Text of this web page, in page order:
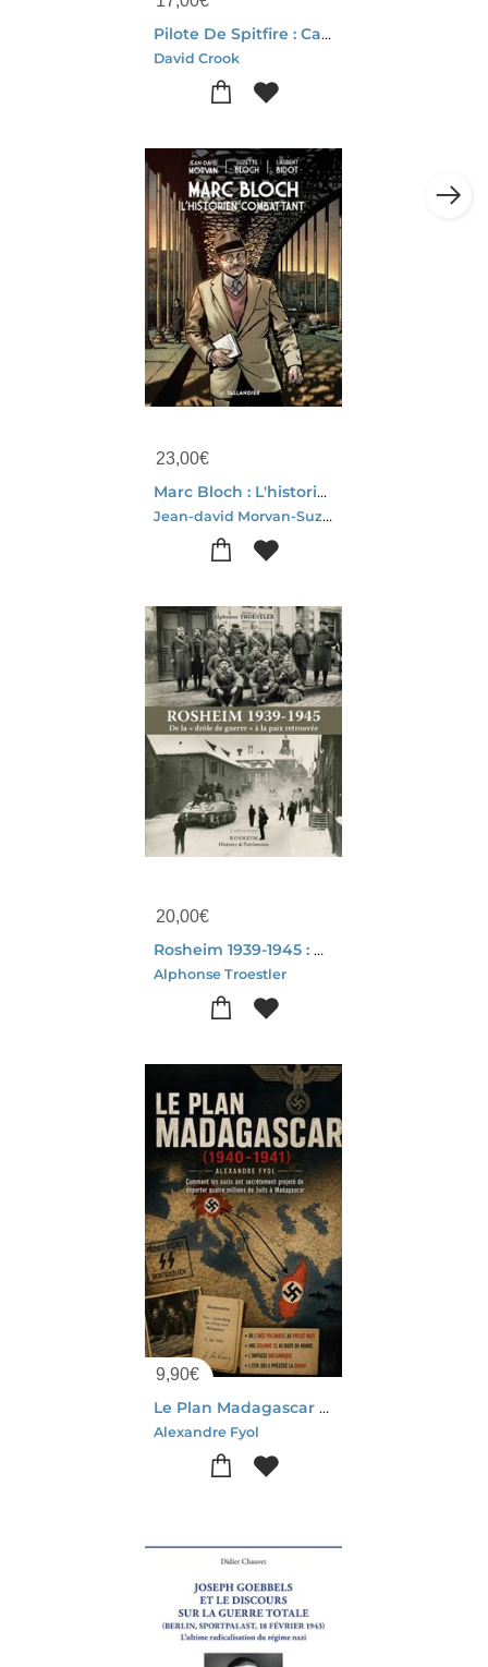
Pilote De Spitfire : Carnets De La Bataille D'angleterre
David Crook
23,00€
Marc Bloch : L'historien Combattant
Jean-david Morvan-Suzette Bloch-Laurent Bidot
20,00€
Rosheim 1939-1945 : De La "drole De Guerre" A La Paix Retrouvee
Alphonse Troestler
9,90€
Le Plan Madagascar (1940-1941) : Comment Le Troisieme Reich A Secretement Planifie La Deportation De Quatre Millions De Juifs Vers Madagascar
Alexandre Fyol